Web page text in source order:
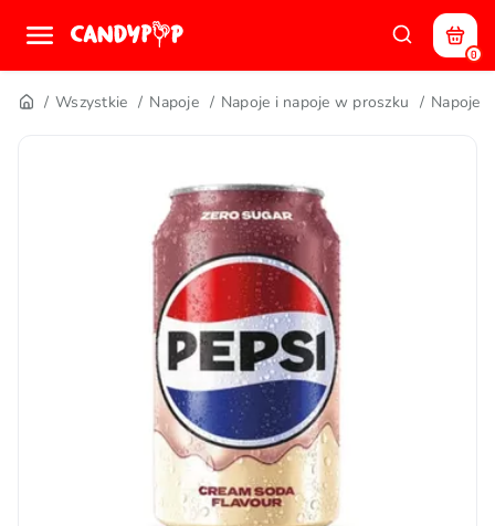
0
Wszystkie Napoje Napoje i napoje w proszku Napoje